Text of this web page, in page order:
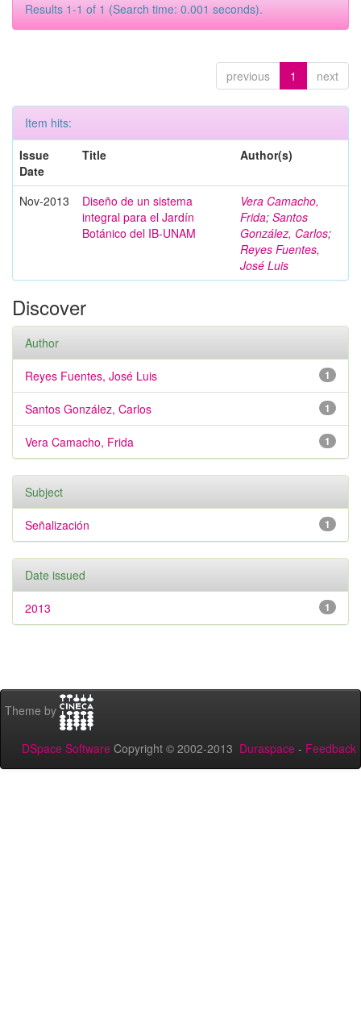
Results 1-1 of 1 (Search time: 0.001 seconds).
previous 1 next
Item hits:
Issue
Date
Title Author(s)
Nov-2013
Diseño de un sistema
integral para el Jardín
Botánico del IB-UNAM
Vera Camacho,
Frida; Santos
González, Carlos;
Reyes Fuentes,
José Luis
Discover
Author
1
Reyes Fuentes, José Luis
1
Santos González, Carlos
1
Vera Camacho, Frida
Subject
1
Señalización
Date issued
1
2013
Theme by
DSpace Software Copyright © 2002-2013 Duraspace - Feedback